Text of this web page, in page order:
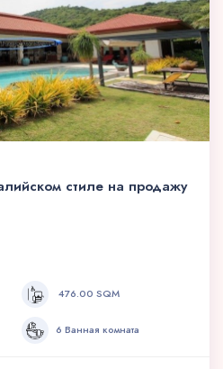
стиле на продажу
476.00 SQM
6 Ванная комната